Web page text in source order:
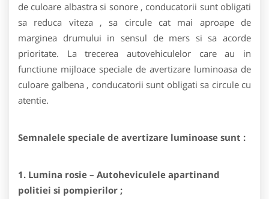
de culoare albastra si sonore , conducatorii sunt obligati
sa reduca viteza , sa circule cat mai aproape de
marginea drumului in sensul de mers si sa acorde
prioritate. La trecerea autovehiculelor care au in
functiune mijloace speciale de avertizare luminoasa de
culoare galbena , conducatorii sunt obligati sa circule cu
atentie.
Semnalele speciale de avertizare luminoase sunt :
1. Lumina rosie – Autoheviculele apartinand
politiei si pompierilor ;